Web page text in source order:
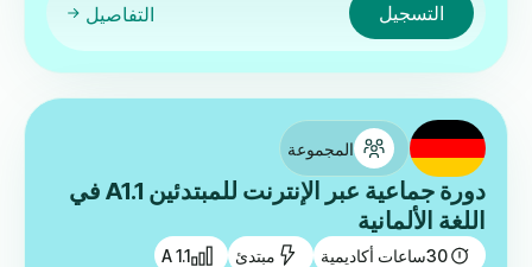
التسجيل التفاصيل
المجموعة
دورة جماعية عبر الإنترنت للمبتدئين A1.1 في
اللغة الألمانية
30ساعات أكاديمية مبتدئ A 1.1